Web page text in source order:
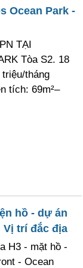
Ocean Park -
TẠI
Tòa S2. 18
tháng
tích: 69m²–
hồ - dự án
Vị trí đắc địa
H3 - mặt hồ -
- Ocean